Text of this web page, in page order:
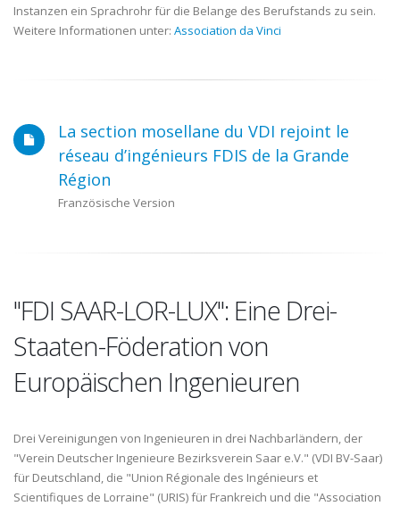
Instanzen ein Sprachrohr für die Belange des Berufstands zu sein.
Weitere Informationen unter: Association da Vinci
La section mosellane du VDI rejoint le
réseau d’ingénieurs FDIS de la Grande
Région
Französische Version
"FDI SAAR-LOR-LUX": Eine Drei-
Staaten-Föderation von
Europäischen Ingenieuren
Drei Vereinigungen von Ingenieuren in drei Nachbarländern, der
"Verein Deutscher Ingenieure Bezirksverein Saar e.V." (VDI BV-Saar)
für Deutschland, die "Union Régionale des Ingénieurs et
Scientifiques de Lorraine" (URIS) für Frankreich und die "Association